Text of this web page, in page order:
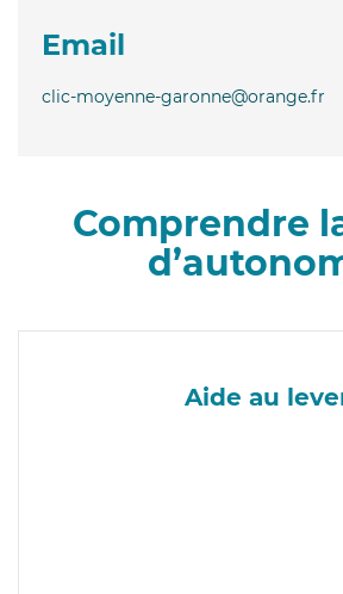
Email
clic-moyenne-garonne@orange.fr
Comprendre
Aide au